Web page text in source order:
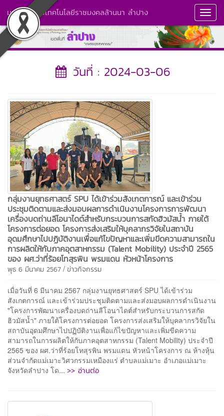
มหาวิทยาลัยเทคโนโลยีราชมงคลล้านนา ลำปาง
วันที่ : 2024-03-06
กลุ่มงานยุทธศาสตร์ SPU ได้เข้าร่วมสังเกตการณ์ และเข้าร่วม
ประชุมติดตามและส่งมอบผลการดำเนินงานโครงการการพัฒนา
เครื่องบดถ่านลีโอนาไดต์สำหรับกระบวนการสกัดฮิวมัสน้ำ ภายใต้
โครงการต่อยอด โครงการส่งเสริมให้บุคลากรวิจัยในสถาบัน
อุดมศึกษาไปปฏิบัติงานเพื่อแก้ไขปัญหาและเพิ่มขีดความสามารถใน
การผลิตให้กับภาคอุตสาหกรรม (Talent Mobility) ประจำปี 2565
ของ ผศ.ว่าที่ร้อยโทสุรพิน พรมแดน หัวหน้าโครงการ
พุธ 6 มีนาคม 2567 / ข่าวกิจกรรม
เมื่อวันที่ 6 มีนาคม 2567 กลุ่มงานยุทธศาสตร์ SPU ได้เข้าร่วม
สังเกตการณ์ และเข้าร่วมประชุมติดตามและส่งมอบผลการดำเนินงาน
"โครงการพัฒนาเครื่องบดถ่านลีโอนาไดต์สำหรับกระบวนการสกัด
ฮิวมัสน้ำ" ภายใต้โครงการต่อยอด โครงการส่งเสริมให้บุคลากรวิจัยใน
สถาบันอุดมศึกษาไปปฏิบัติงานเพื่อแก้ไขปัญหาและเพิ่มขีดความ
สามารถในการผลิตให้กับภาคอุตสาหกรรม (Talent Mobility) ประจำปี
2565 ของ ผศ.ว่าที่ร้อยโทสุรพิน พรมแดน หัวหน้าโครงการ ณ ห้างหุ้น
ส่วนจำกัดแม่เมาะวิศวกรรมเหมืองแร่ ตำบลแม่เมาะ อำเภอแม่เมาะ
จังหวัดลำปาง โด... >> อ่านต่อ